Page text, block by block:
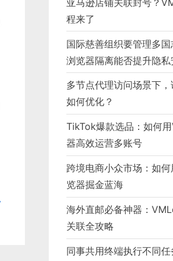
程来了
国际慈善组织要管理多国
浏览器隔离能否提升隐私
多节点代理访问场景下
如何优化？
TikTok爆款选品：如何
器高效运营多账号
跨境电商小众市场：如
览器掘金蓝海
海外直邮必备神器：
关联全攻略
同事共用终端执行不同